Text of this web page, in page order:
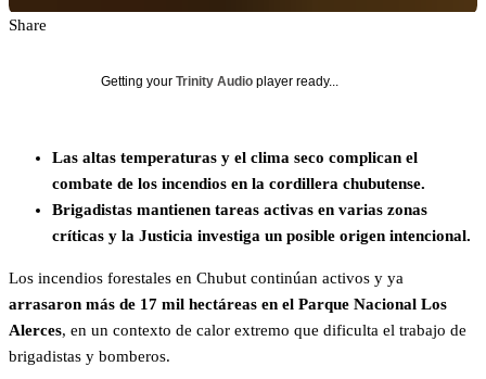
Share
Getting your Trinity Audio player ready...
Las altas temperaturas y el clima seco complican el
combate de los incendios en la cordillera chubutense.
Brigadistas mantienen tareas activas en varias zonas
críticas y la Justicia investiga un posible origen intencional.
Los incendios forestales en Chubut continúan activos y ya
arrasaron más de 17 mil hectáreas en el Parque Nacional Los
Alerces, en un contexto de calor extremo que dificulta el trabajo de
brigadistas y bomberos.